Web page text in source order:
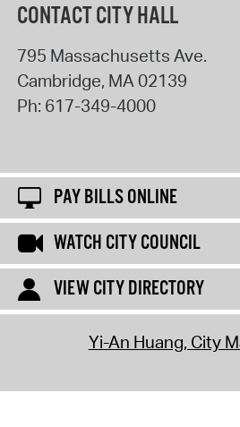
CONTACT CITY HALL
795 Massachusetts Ave.
Cambridge, MA 02139
Ph: 617-349-4000
PAY BILLS ONLINE
WATCH CITY COUNCIL
VIEW CITY DIRECTORY
Yi-An Huang, City